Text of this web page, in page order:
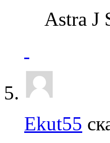
Astra J
Ekut55